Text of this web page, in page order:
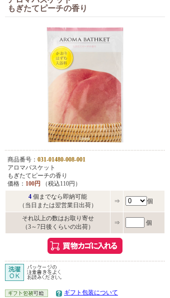
もぎたてピーチの香り
商品番号： 031-01480-008-001
アロマバスケット
もぎたてピーチの香り
価格： 100円
（税込110円）
4 個までなら即納可能
（当日または翌営業日出荷）
⇒ 個
それ以上の数はお取り寄せ
（3～7日後くらいの出荷）
⇒ 個
ギフト包装について